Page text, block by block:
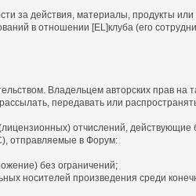
за действия, материалы, продукты
в отношении [EL]клуба (его
Владельцем авторских прав на
передавать или
отчислений, действующие
отправляемые в Форум:
без ограничений;
носителей произведения среди